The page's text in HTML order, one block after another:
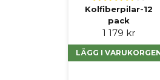
Kolfiberpilar-12
pack
1 179 kr
LÄGG I